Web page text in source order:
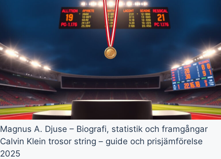
Magnus A. Djuse – Biografi, statistik och framgångar
Calvin Klein trosor string – guide och prisjämförelse
2025